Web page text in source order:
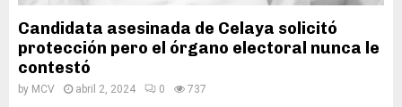
Candidata asesinada de Celaya solicitó
protección pero el órgano electoral nunca le
contestó
by MCV abril 2, 2024 0 737